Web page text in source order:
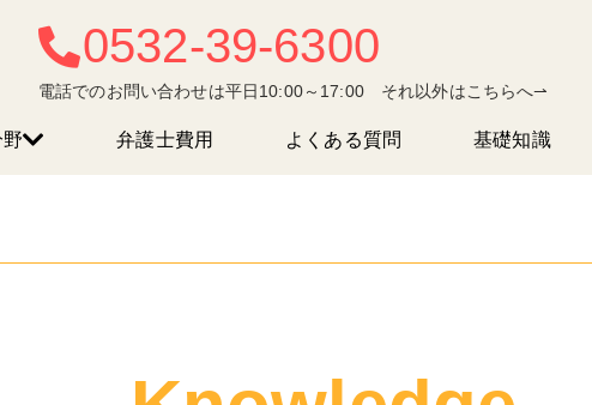
0532-39-6300
電話でのお問い合わせは平日10:00～17:00 それ以外はこちらへ⇀
野 弁護士費用 よくある質問 基礎知識